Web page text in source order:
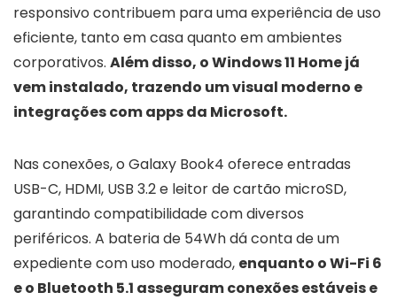
responsivo contribuem para uma experiência de uso
eficiente, tanto em casa quanto em ambientes
corporativos. Além disso, o Windows 11 Home já
vem instalado, trazendo um visual moderno e
integrações com apps da Microsoft.
Nas conexões, o Galaxy Book4 oferece entradas
USB-C, HDMI, USB 3.2 e leitor de cartão microSD,
garantindo compatibilidade com diversos
periféricos. A bateria de 54Wh dá conta de um
expediente com uso moderado, enquanto o Wi-Fi 6
e o Bluetooth 5.1 asseguram conexões estáveis e